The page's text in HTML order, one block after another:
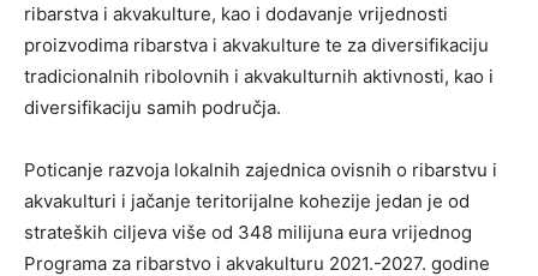
ribarstva i akvakulture, kao i dodavanje vrijednosti
proizvodima ribarstva i akvakulture te za diversifikaciju
tradicionalnih ribolovnih i akvakulturnih aktivnosti, kao i
diversifikaciju samih područja.
Poticanje razvoja lokalnih zajednica ovisnih o ribarstvu i
akvakulturi i jačanje teritorijalne kohezije jedan je od
strateških ciljeva više od 348 milijuna eura vrijednog
Programa za ribarstvo i akvakulturu 2021.-2027. godine